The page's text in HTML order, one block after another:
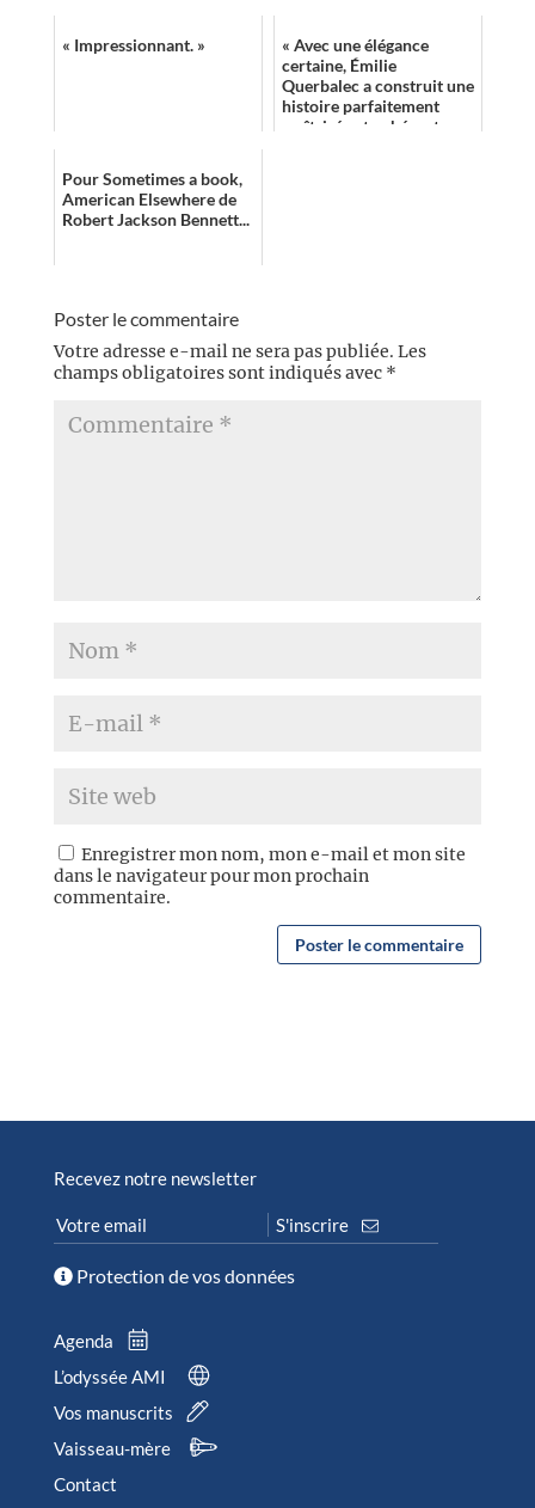
« Impressionnant. »
« Avec une élégance
certaine, Émilie
Querbalec a construit une
histoire parfaitement
maîtrisée et cohérente
Pour Sometimes a book,
American Elsewhere de
Robert Jackson Bennett...
Poster le commentaire
Votre adresse e-mail ne sera pas publiée. Les
champs obligatoires sont indiqués avec *
Enregistrer mon nom, mon e-mail et mon site
dans le navigateur pour mon prochain
commentaire.
Recevez notre newsletter
Protection de vos données
Agenda
L’odyssée AMI
Vos manuscrits
Vaisseau-mère
Contact